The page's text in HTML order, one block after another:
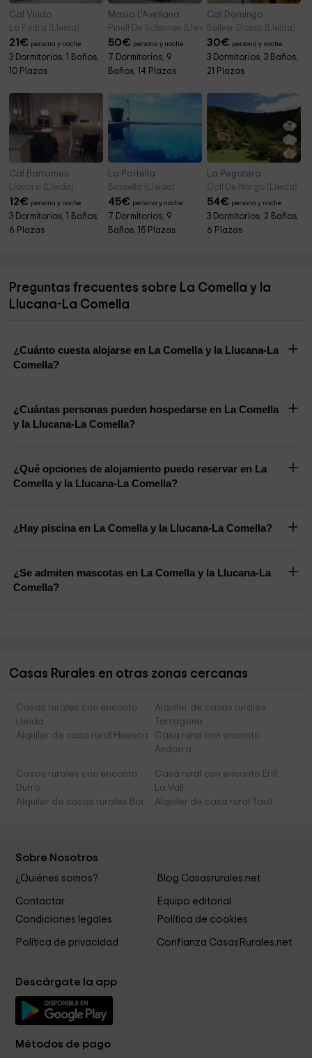
Cal Viudo
La Pedra (Lleida)
21€ persona y noche
3 Dormitorios, 1 Baños,
10 Plazas
Masia L'Avellana
Pinell De Solsones (Lleida)
50€ persona y noche
7 Dormitorios, 9
Baños, 14 Plazas
Cal Domingo
Bellver D'osso (Lleida)
30€ persona y noche
3 Dormitorios, 3 Baños,
21 Plazas
Cal Bartomeu
Llavorsi (Lleida)
12€ persona y noche
3 Dormitorios, 1 Baños,
6 Plazas
La Portella
Bassella (Lleida)
45€ persona y noche
7 Dormitorios, 9
Baños, 15 Plazas
La Pegatera
Coll De Nargo (Lleida)
54€ persona y noche
3 Dormitorios, 2 Baños,
6 Plazas
Preguntas frecuentes sobre La Comella y la
Llucana-La Comella
¿Cuánto cuesta alojarse en La Comella y la Llucana-La
Comella?
¿Cuántas personas pueden hospedarse en La Comella
y la Llucana-La Comella?
¿Qué opciones de alojamiento puedo reservar en La
Comella y la Llucana-La Comella?
¿Hay piscina en La Comella y la Llucana-La Comella?
¿Se admiten mascotas en La Comella y la Llucana-La
Comella?
Casas Rurales en otras zonas cercanas
Casas rurales con encanto
Lleida
Alquiler de casas rurales
Tarragona
Alquiler de casa rural Huesca
Casa rural con encanto
Andorra
Casas rurales con encanto
Durro
Casa rural con encanto Erill
La Vall
Alquiler de casas rurales Boi
Alquiler de casa rural Taull
Sobre Nosotros
¿Quiénes somos? Blog Casasrurales.net
Contactar
Equipo editorial
Condiciones legales
Política de cookies
Política de privacidad Confianza CasasRurales.net
Descárgate la app
Métodos de pago